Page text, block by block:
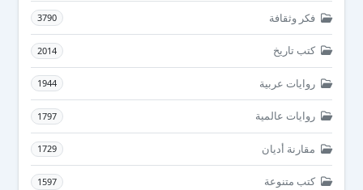
فكر وثقافة 3790
كتب تاريخ 2014
روايات عربية 1944
روايات عالمية 1797
مقارنة أديان 1729
كتب متنوعة 1597